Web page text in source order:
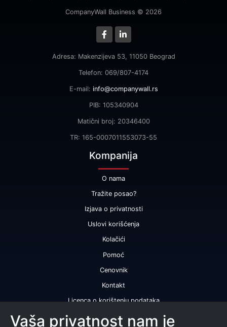
CompanyWall Business © 2026
Adresa: Makenzijeva 53, 11050 Beograd
Telefon: 069/807-4174
E-mail: info@companywall.rs
PIB: 105340904
Matični broj: 20346400
TR: 165-0007011553073-55
Kompanija
O nama
Tražite posao?
Izjava o privatnosti
Uslovi korišćenja
Kolačići
Pomoć
Cenovnik
Kontakt
Licenca o korištenju podataka
Naše usluge
Vaša privatnost nam je